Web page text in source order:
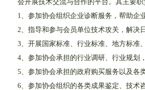
会开展技术交流与合作的平台。其主要职
1、参加协会组织企业诊断服务，帮助企
2、指导和参与会员单位技术攻关，解决
3、开展国家标准、行业标准、地方标准
4、参加协会承担的行业调研、行业规划
5、参加协会承担的政府购买服务以及各
6、参加协会组织的各类成果鉴定、技术